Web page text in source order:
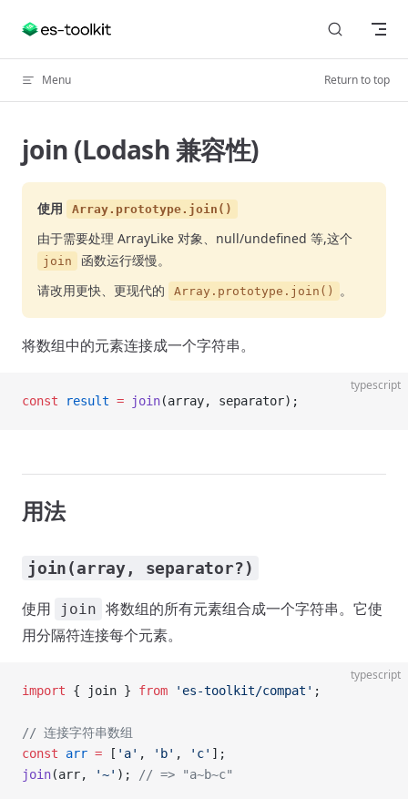
Skip to content
Menu Return to top
join (Lodash 兼容性)
使用 Array.prototype.join()
由于需要处理 ArrayLike 对象、null/undefined 等,这个
join
函数运行缓慢。
请改用更快、更现代的
Array.prototype.join() 。
将数组中的元素连接成一个字符串。
typescript
const result = join(array, separator);
用法
join(array, separator?)
使用 join 将数组的所有元素组合成一个字符串。它使
用分隔符连接每个元素。
typescript
import { join } from 'es-toolkit/compat' ;
// 连接字符串数组
const arr = [ 'a' , 'b' , 'c' ];
join(arr, '~' ); // => "a~b~c"